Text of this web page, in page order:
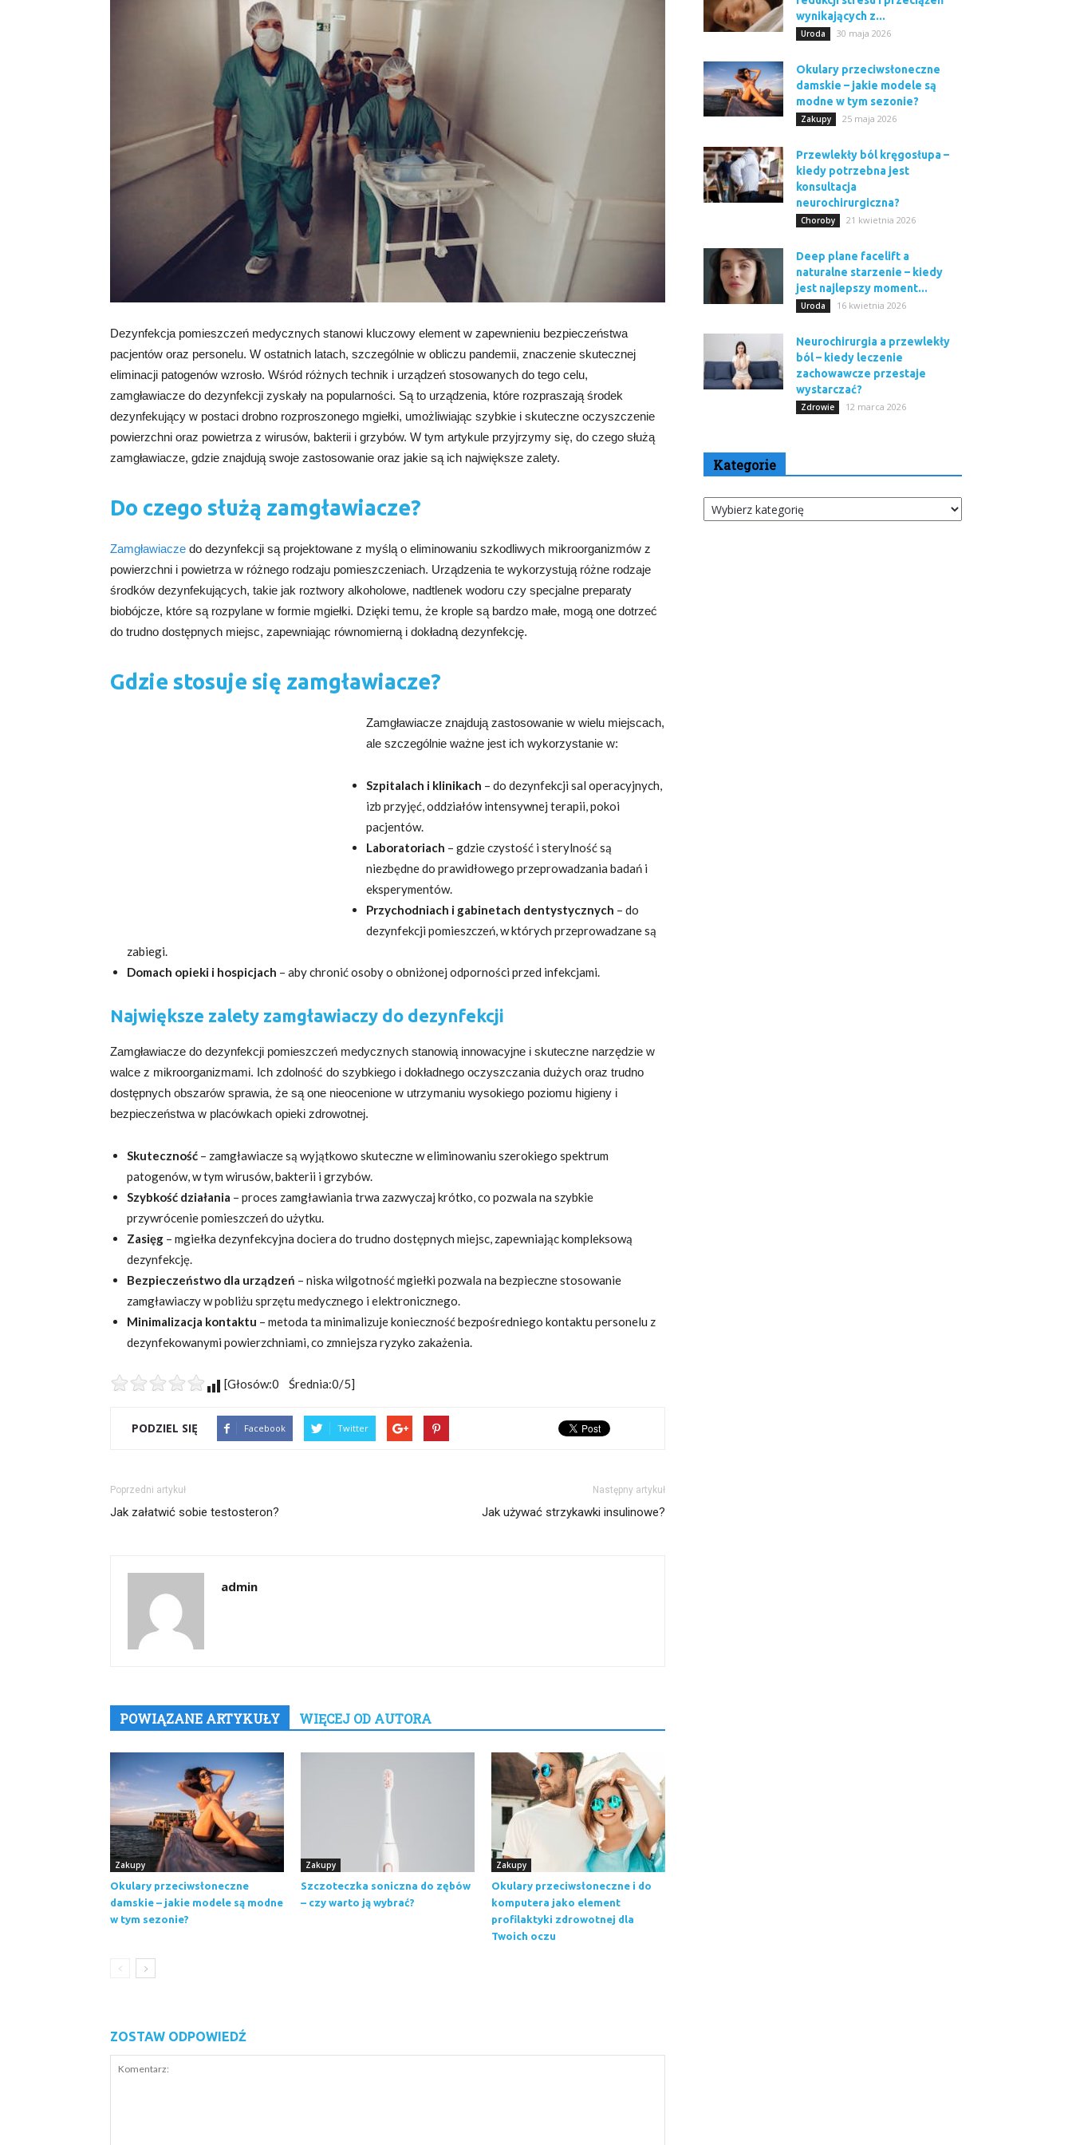
Dezynfekcja pomieszczeń medycznych stanowi kluczowy element w zapewnieniu bezpieczeństwa
pacjentów oraz personelu. W ostatnich latach, szczególnie w obliczu pandemii, znaczenie skutecznej
eliminacji patogenów wzrosło. Wśród różnych technik i urządzeń stosowanych do tego celu,
zamgławiacze do dezynfekcji zyskały na popularności. Są to urządzenia, które rozpraszają środek
dezynfekujący w postaci drobno rozproszonego mgiełki, umożliwiając szybkie i skuteczne oczyszczenie
powierzchni oraz powietrza z wirusów, bakterii i grzybów. W tym artykule przyjrzymy się, do czego służą
zamgławiacze, gdzie znajdują swoje zastosowanie oraz jakie są ich największe zalety.
Do czego służą zamgławiacze?
Zamgławiacze do dezynfekcji są projektowane z myślą o eliminowaniu szkodliwych mikroorganizmów z
powierzchni i powietrza w różnego rodzaju pomieszczeniach. Urządzenia te wykorzystują różne rodzaje
środków dezynfekujących, takie jak roztwory alkoholowe, nadtlenek wodoru czy specjalne preparaty
biobójcze, które są rozpylane w formie mgiełki. Dzięki temu, że krople są bardzo małe, mogą one dotrzeć
do trudno dostępnych miejsc, zapewniając równomierną i dokładną dezynfekcję.
Gdzie stosuje się zamgławiacze?
Zamgławiacze znajdują zastosowanie w wielu miejscach,
ale szczególnie ważne jest ich wykorzystanie w:
Szpitalach i klinikach – do dezynfekcji sal operacyjnych,
izb przyjęć, oddziałów intensywnej terapii, pokoi
pacjentów.
Laboratoriach – gdzie czystość i sterylność są
niezbędne do prawidłowego przeprowadzania badań i
eksperymentów.
Przychodniach i gabinetach dentystycznych – do
dezynfekcji pomieszczeń, w których przeprowadzane są
zabiegi.
Domach opieki i hospicjach – aby chronić osoby o obniżonej odporności przed infekcjami.
Największe zalety zamgławiaczy do dezynfekcji
Zamgławiacze do dezynfekcji pomieszczeń medycznych stanowią innowacyjne i skuteczne narzędzie w
walce z mikroorganizmami. Ich zdolność do szybkiego i dokładnego oczyszczania dużych oraz trudno
dostępnych obszarów sprawia, że są one nieocenione w utrzymaniu wysokiego poziomu higieny i
bezpieczeństwa w placówkach opieki zdrowotnej.
Skuteczność – zamgławiacze są wyjątkowo skuteczne w eliminowaniu szerokiego spektrum
patogenów, w tym wirusów, bakterii i grzybów.
Szybkość działania – proces zamgławiania trwa zazwyczaj krótko, co pozwala na szybkie
przywrócenie pomieszczeń do użytku.
Zasięg – mgiełka dezynfekcyjna dociera do trudno dostępnych miejsc, zapewniając kompleksową
dezynfekcję.
Bezpieczeństwo dla urządzeń – niska wilgotność mgiełki pozwala na bezpieczne stosowanie
zamgławiaczy w pobliżu sprzętu medycznego i elektronicznego.
Minimalizacja kontaktu – metoda ta minimalizuje konieczność bezpośredniego kontaktu personelu z
dezynfekowanymi powierzchniami, co zmniejsza ryzyko zakażenia.
[Głosów:0 Średnia:0/5]
PODZIEL SIĘ Facebook Twitter
Poprzedni artykuł
Jak załatwić sobie testosteron?
Następny artykuł
Jak używać strzykawki insulinowe?
admin
POWIĄZANE ARTYKUŁY WIĘCEJ OD AUTORA
Zakupy
Okulary przeciwsłoneczne
damskie – jakie modele są modne
w tym sezonie?
Zakupy
Szczoteczka soniczna do zębów
– czy warto ją wybrać?
Zakupy
Okulary przeciwsłoneczne i do
komputera jako element
profilaktyki zdrowotnej dla
Twoich oczu
ZOSTAW ODPOWIEDŹ
wynikających z...
Uroda 30 maja 2026
Okulary przeciwsłoneczne
damskie – jakie modele są
modne w tym sezonie?
Zakupy 25 maja 2026
Przewlekły ból kręgosłupa –
kiedy potrzebna jest
konsultacja
neurochirurgiczna?
Choroby 21 kwietnia 2026
Deep plane facelift a
naturalne starzenie – kiedy
jest najlepszy moment...
Uroda 16 kwietnia 2026
Neurochirurgia a przewlekły
ból – kiedy leczenie
zachowawcze przestaje
wystarczać?
Zdrowie 12 marca 2026
Kategorie
Kategorie